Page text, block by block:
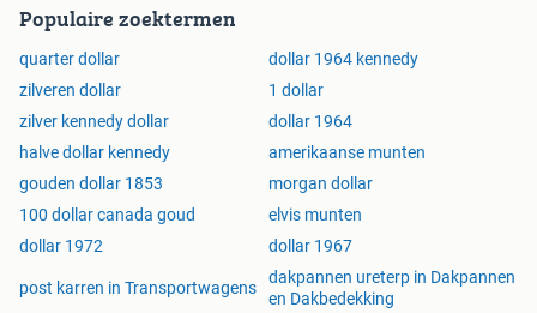
Populaire zoektermen
quarter dollar
dollar 1964 kennedy
zilveren dollar
1 dollar
zilver kennedy dollar
dollar 1964
halve dollar kennedy
amerikaanse munten
gouden dollar 1853
morgan dollar
100 dollar canada goud
elvis munten
dollar 1972
dollar 1967
post karren in Transportwagens
dakpannen ureterp in Dakpannen
en Dakbedekking